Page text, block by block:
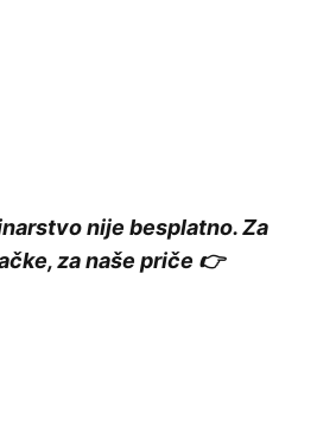
nije besplatno. Za
za naše priče 👉